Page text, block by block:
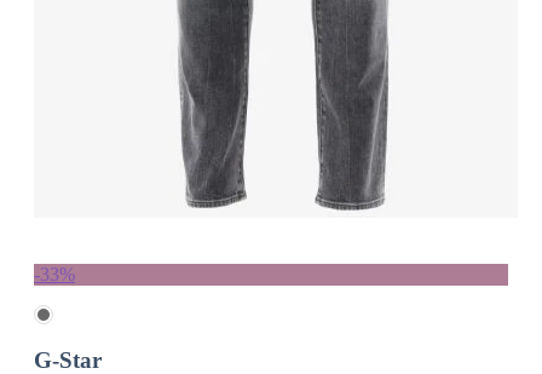
-33%
G-Star